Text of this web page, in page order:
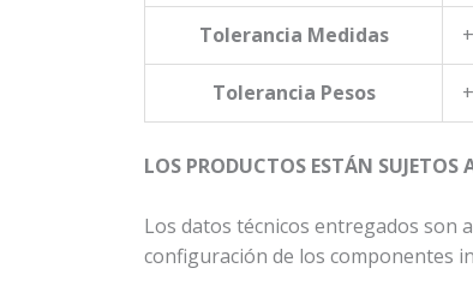
Tolerancia Medidas
Tolerancia Pesos
LOS PRODUCTOS ESTÁN
Los datos técnicos entregados son
configuración de los componentes